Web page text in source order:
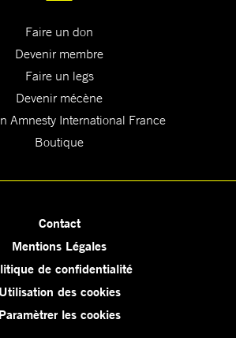
Faire un don
Devenir membre
Faire un legs
Devenir mécène
Amnesty International France
Boutique
Contact
Mentions Légales
de confidentialité
Utilisation des cookies
Paramètrer les cookies